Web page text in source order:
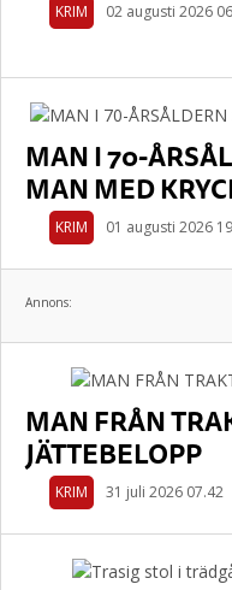
KRIM 02 augusti 2026
MAN I 70-
MAN MED
KRIM 01 augusti 2026
Annons:
MAN FRÅN
JÄTTEBELOPP
KRIM 31 juli 2026 07.42